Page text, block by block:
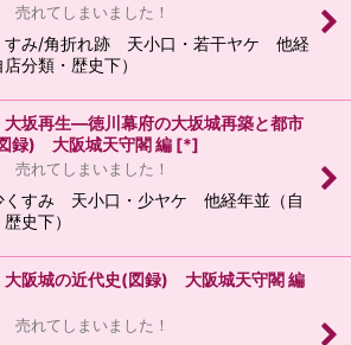
売れてしまいました！
すみ/角折れ跡 天小口・若干ヤケ 他経
分類・歴史下）
坂再生―徳川幕府の大坂城再築と都市
録) 大阪城天守閣 編 [*]
売れてしまいました！
くすみ 天小口・少ヤケ 他経年並（自
史下）
阪城の近代史(図録) 大阪城天守閣 編
売れてしまいました！